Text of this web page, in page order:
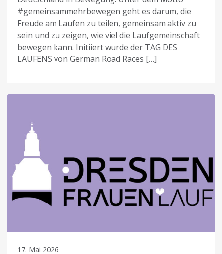
#gemeinsammehrbewegen geht es darum, die
Freude am Laufen zu teilen, gemeinsam aktiv zu
sein und zu zeigen, wie viel die Laufgemeinschaft
bewegen kann. Initiiert wurde der TAG DES
LAUFENS von German Road Races […]
17. Mai 2026